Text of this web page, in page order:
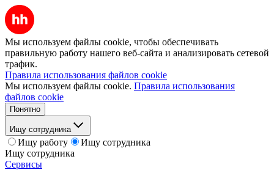
Мы используем файлы cookie, чтобы обеспечивать
правильную работу нашего веб-сайта и анализировать сетевой
трафик.
Правила использования файлов cookie
Мы используем файлы cookie. Правила использования
файлов cookie
Понятно
Ищу сотрудника
Ищу работу
Ищу сотрудника
Ищу сотрудника
Сервисы